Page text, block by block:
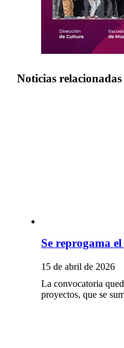
Noticias relacionadas
Se reprogama
15 de abril de 2026
La convocatoria
proyectos, que se